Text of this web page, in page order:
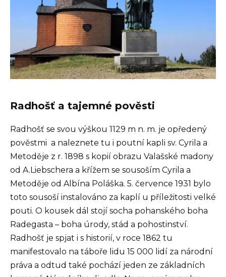
Radhošť a tajemné pověsti
Radhošť se svou výškou 1129 m n. m. je opředený
pověstmi a naleznete tu i poutní kapli sv. Cyrila a
Metoděje z r. 1898 s kopií obrazu Valašské madony
od A.Liebschera a křížem se sousoším Cyrila a
Metoděje od Albína Poláška. 5. července 1931 bylo
toto sousoší instalováno za kaplí u příležitosti velké
pouti. O kousek dál stojí socha pohanského boha
Radegasta – boha úrody, stád a pohostinství.
Radhošť je spjat i s historií, v roce 1862 tu
manifestovalo na táboře lidu 15 000 lidí za národní
práva a odtud také pochází jeden ze základních